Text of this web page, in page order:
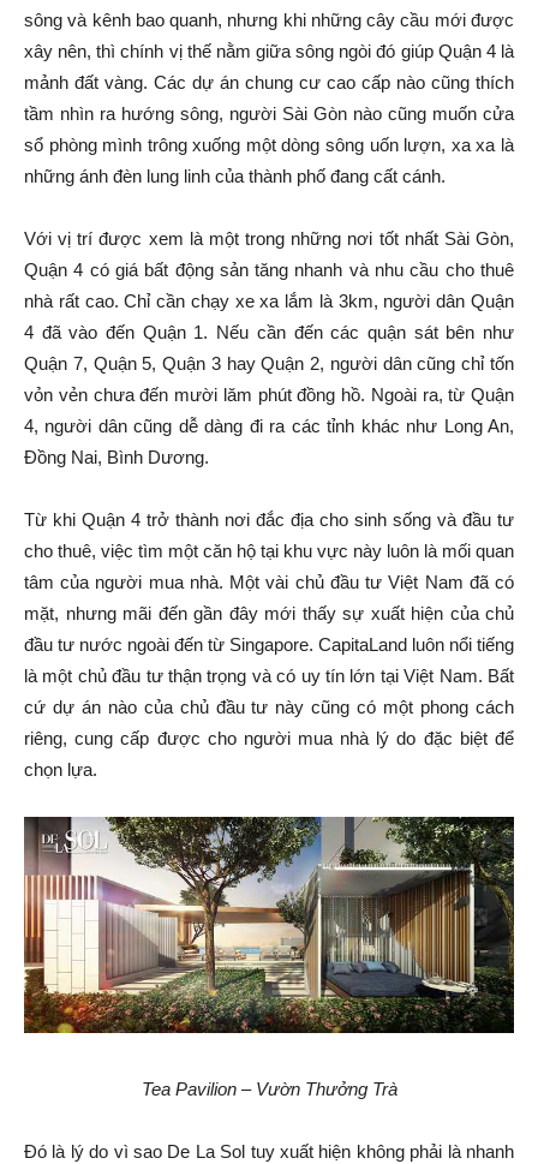
sông và kênh bao quanh, nhưng khi những cây cầu mới được
xây nên, thì chính vị thế nằm giữa sông ngòi đó giúp Quận 4 là
mảnh đất vàng. Các dự án chung cư cao cấp nào cũng thích
tầm nhìn ra hướng sông, người Sài Gòn nào cũng muốn cửa
sổ phòng mình trông xuống một dòng sông uốn lượn, xa xa là
những ánh đèn lung linh của thành phố đang cất cánh.
Với vị trí được xem là một trong những nơi tốt nhất Sài Gòn,
Quận 4 có giá bất động sản tăng nhanh và nhu cầu cho thuê
nhà rất cao. Chỉ cần chạy xe xa lắm là 3km, người dân Quận
4 đã vào đến Quận 1. Nếu cần đến các quận sát bên như
Quận 7, Quận 5, Quận 3 hay Quận 2, người dân cũng chỉ tốn
vỏn vẻn chưa đến mười lăm phút đồng hồ. Ngoài ra, từ Quận
4, người dân cũng dễ dàng đi ra các tỉnh khác như Long An,
Đồng Nai, Bình Dương.
Từ khi Quận 4 trở thành nơi đắc địa cho sinh sống và đầu tư
cho thuê, việc tìm một căn hộ tại khu vực này luôn là mối quan
tâm của người mua nhà. Một vài chủ đầu tư Việt Nam đã có
mặt, nhưng mãi đến gần đây mới thấy sự xuất hiện của chủ
đầu tư nước ngoài đến từ Singapore. CapitaLand luôn nổi tiếng
là một chủ đầu tư thận trọng và có uy tín lớn tại Việt Nam. Bất
cứ dự án nào của chủ đầu tư này cũng có một phong cách
riêng, cung cấp được cho người mua nhà lý do đặc biệt để
chọn lựa.
Tea Pavilion – Vườn Thưởng Trà
Đó là lý do vì sao De La Sol tuy xuất hiện không phải là nhanh